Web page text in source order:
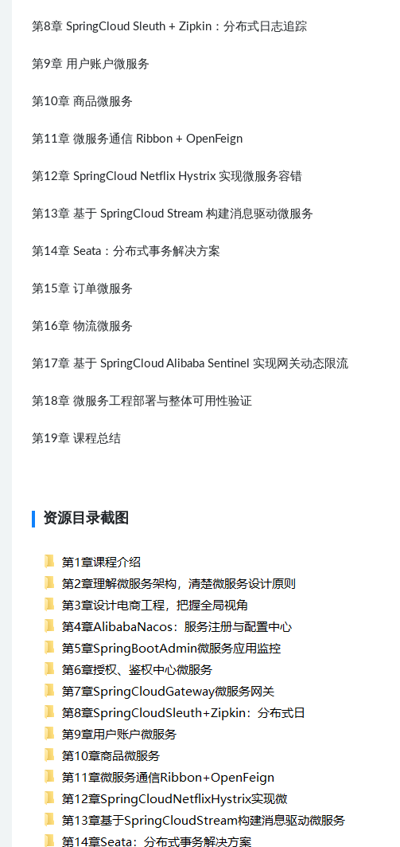
第8章 SpringCloud Sleuth + Zipkin：分布式日志追踪
第9章 用户账户微服务
第10章 商品微服务
第11章 微服务通信 Ribbon + OpenFeign
第12章 SpringCloud Netflix Hystrix 实现微服务容错
第13章 基于 SpringCloud Stream 构建消息驱动微服务
第14章 Seata：分布式事务解决方案
第15章 订单微服务
第16章 物流微服务
第17章 基于 SpringCloud Alibaba Sentinel 实现网关动态限流
第18章 微服务工程部署与整体可用性验证
第19章 课程总结
资源目录截图